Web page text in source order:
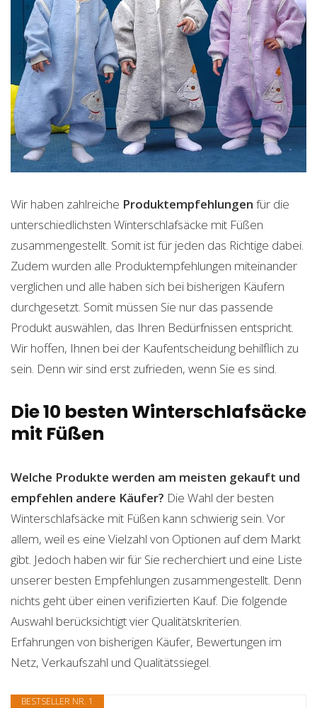
Wir haben zahlreiche Produktempfehlungen für die
unterschiedlichsten Winterschlafsäcke mit Füßen
zusammengestellt. Somit ist für jeden das Richtige dabei.
Zudem wurden alle Produktempfehlungen miteinander
verglichen und alle haben sich bei bisherigen Käufern
durchgesetzt. Somit müssen Sie nur das passende
Produkt auswählen, das Ihren Bedürfnissen entspricht.
Wir hoffen, Ihnen bei der Kaufentscheidung behilflich zu
sein. Denn wir sind erst zufrieden, wenn Sie es sind.
Die 10 besten Winterschlafsäcke
mit Füßen
Welche Produkte werden am meisten gekauft und
empfehlen andere Käufer? Die Wahl der besten
Winterschlafsäcke mit Füßen kann schwierig sein. Vor
allem, weil es eine Vielzahl von Optionen auf dem Markt
gibt. Jedoch haben wir für Sie recherchiert und eine Liste
unserer besten Empfehlungen zusammengestellt. Denn
nichts geht über einen verifizierten Kauf. Die folgende
Auswahl berücksichtigt vier Qualitätskriterien.
Erfahrungen von bisherigen Käufer, Bewertungen im
Netz, Verkaufszahl und Qualitätssiegel.
BESTSELLER NR. 1